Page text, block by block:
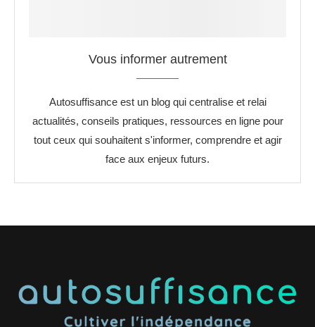
Vous informer autrement
Autosuffisance est un blog qui centralise et relai
actualités, conseils pratiques, ressources en ligne pour
tout ceux qui souhaitent s'informer, comprendre et agir
face aux enjeux futurs.